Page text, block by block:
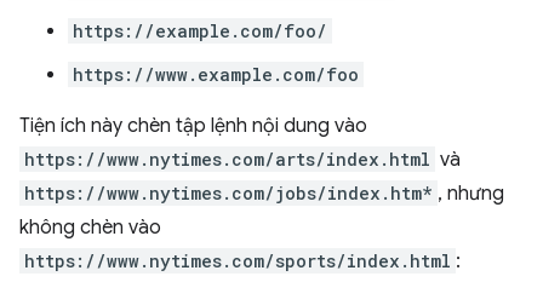
https://example.com/foo/
https://www.example.com/foo
Tiện ích này chèn tập lệnh nội dung vào
https://www.nytimes.com/arts/index.html và
https://www.nytimes.com/jobs/index.htm* , nhưng
không chèn vào
https://www.nytimes.com/sports/index.html :